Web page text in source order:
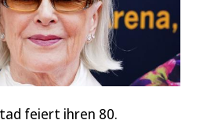
feiert ihren 80.